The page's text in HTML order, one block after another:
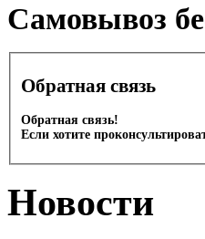
Cамовывоз
Обратная связь
Обратная связь!
Если хотите
Новости